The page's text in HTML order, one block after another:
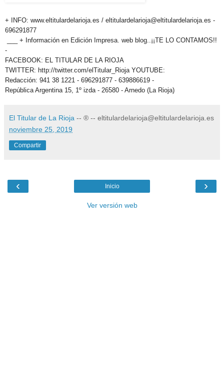
+ INFO: www.eltitulardelarioja.es / eltitulardelarioja@eltitulardelarioja.es -
696291877
___ + Información en Edición Impresa. web blog..¡¡TE LO CONTAMOS!!
-
FACEBOOK: EL TITULAR DE LA RIOJA
TWITTER: http://twitter.com/elTitular_Rioja YOUTUBE:
Redacción: 941 38 1221 - 696291877 - 639886619 -
República Argentina 15, 1º izda - 26580 - Arnedo (La Rioja)
El Titular de La Rioja -- ® -- eltitulardelarioja@eltitulardelarioja.es
noviembre 25, 2019
Compartir
‹ ›
Inicio
Ver versión web